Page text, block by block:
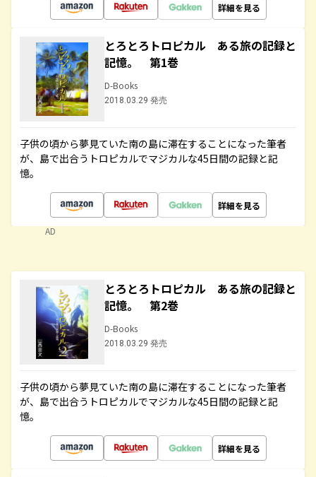
詳細を見る
とろとろトロピカル ある旅の記録と
記憶。 第1巻
D-Books
2018.03.29 発売
子供の頃から夢見ていた南の島に滞在することになった筆者
が、島で出合うトロピカルでマジカルな45日間の記録と記
憶。
詳細を見る
AD
とろとろトロピカル ある旅の記録と
記憶。 第2巻
D-Books
2018.03.29 発売
子供の頃から夢見ていた南の島に滞在することになった筆者
が、島で出合うトロピカルでマジカルな45日間の記録と記
憶。
詳細を見る